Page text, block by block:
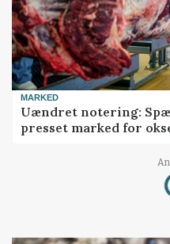
MARKED
Uændret notering:
presset marked for